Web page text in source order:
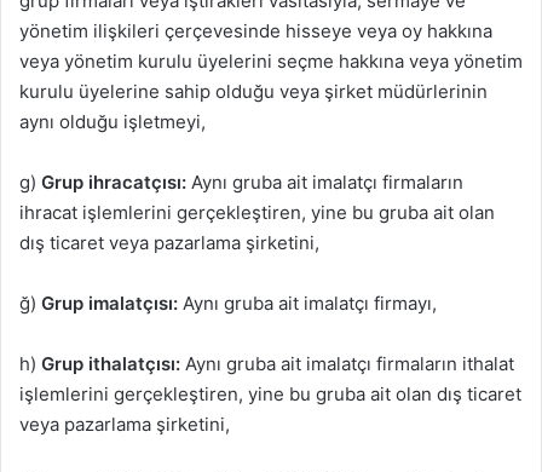
yönetim ilişkileri çerçevesinde hisseye veya oy hakkına
veya yönetim kurulu üyelerini seçme hakkına veya yönetim
kurulu üyelerine sahip olduğu veya şirket müdürlerinin
aynı olduğu işletmeyi,
g) Grup ihracatçısı: Aynı gruba ait imalatçı firmaların
ihracat işlemlerini gerçekleştiren, yine bu gruba ait olan
dış ticaret veya pazarlama şirketini,
ğ) Grup imalatçısı: Aynı gruba ait imalatçı firmayı,
h) Grup ithalatçısı: Aynı gruba ait imalatçı firmaların ithalat
işlemlerini gerçekleştiren, yine bu gruba ait olan dış ticaret
veya pazarlama şirketini,